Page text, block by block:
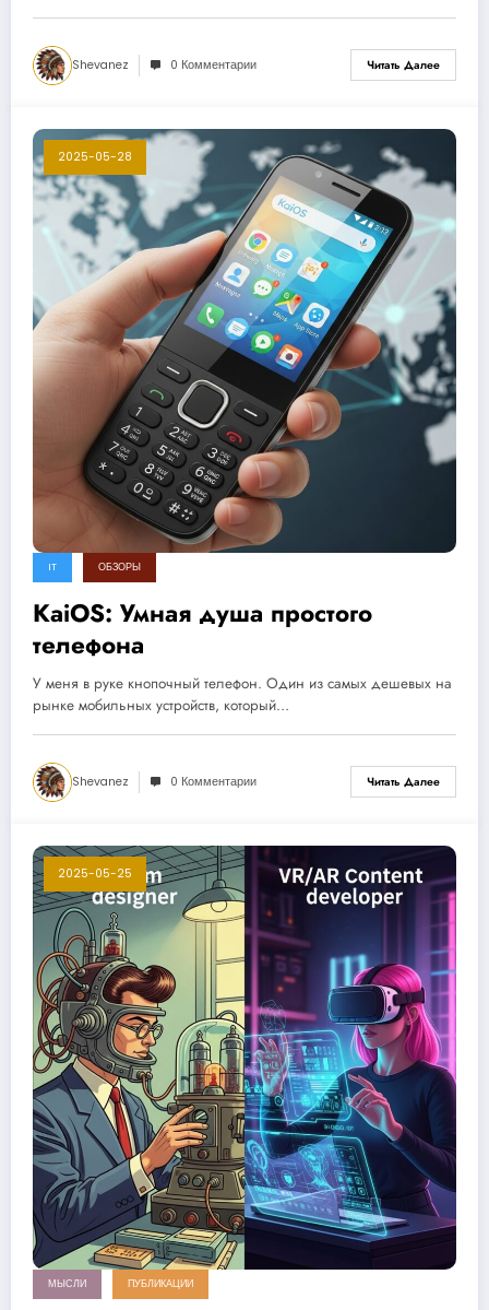
Shevanez 0 Комментарии Читать Далее
2025-05-28
IT ОБЗОРЫ
KaiOS: Умная душа простого
телефона
У меня в руке кнопочный телефон. Один из самых дешевых на
рынке мобильных устройств, который…
Shevanez 0 Комментарии Читать Далее
2025-05-25
МЫСЛИ ПУБЛИКАЦИИ